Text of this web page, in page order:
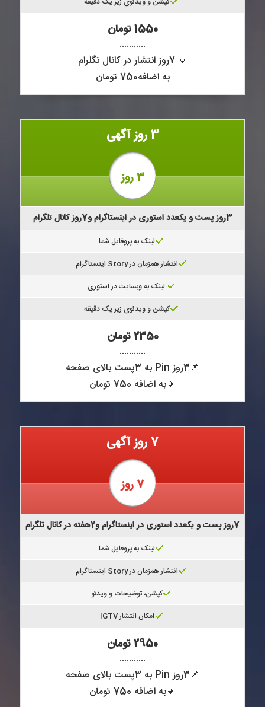
1550 تومان
...........
🔸 7روز انتشار در کانال تگلرام
به اضافه750 تومان
3 روز آگهی
3 روز
3روز پست و یکعدد استوری در اینستاگرام و7روز کانال تلگرام
لینک به پروفایل شما
انتشار همزمان در Story اینستاگرام
لینک به وبسایت در استوری
کپشن و ویدئوی زیر یک دقیقه
2350 تومان
...........
📌3روز Pin به 3پست بالای صفحه
🔸به اضافه 750 تومان
7 روز آگهی
7 روز
7روز پست و یکعدد استوری در اینستاگرام و2هفته در کانال تلگرام
لینک به پروفایل شما
انتشار همزمان در Story اینستاگرام
کپشن، توضیحات و ویدئو
امکان انتشار IGTV
2950 تومان
...........
📌3روز Pin به 3پست بالای صفحه
🔸به اضافه 750 تومان